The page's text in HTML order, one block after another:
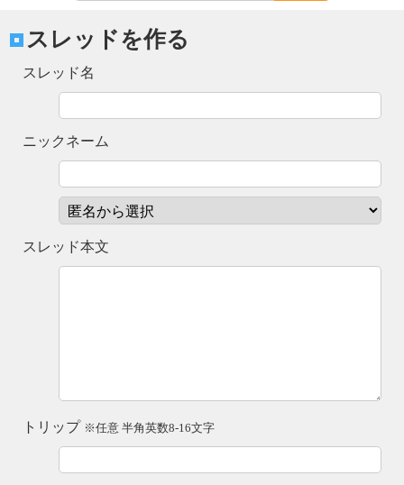
スレッドを作る
スレッド名
ニックネーム
スレッド本文
トリップ ※任意 半角英数8-16文字